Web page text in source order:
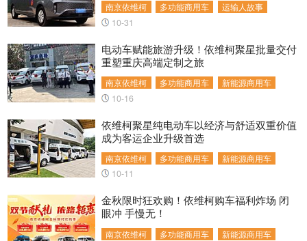
南京依维柯 多功能商用车 运输人故事
10-31
南京依维柯 多功能商用车 新能源商用车
电动车赋能旅游升级！依维柯聚星批量交付
重塑重庆高端定制之旅
10-16
南京依维柯 多功能商用车 新能源商用车
依维柯聚星纯电动车以经济与舒适双重价值
成为客运企业升级首选
10-11
南京依维柯 多功能商用车 新能源商用车
金秋限时狂欢购！依维柯购车福利炸场 闭
眼冲 手慢无！